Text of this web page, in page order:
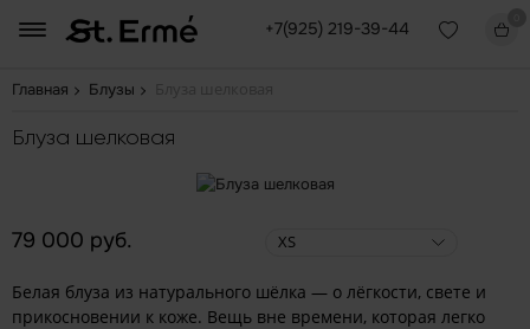
+7(925) 219-39-44
Главная Блузы
Блуза шелковая
79 000 руб. XS
Белая блуза из натурального шёлка — о лёгкости, свете и
прикосновении к коже. Вещь вне времени, которая легко